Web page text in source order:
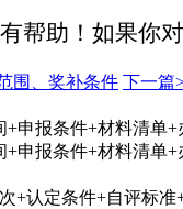
帮助！如果你
围、奖补条件 下一篇
+申报条件+材料清单+
+申报条件+材料清单+
+认定条件+自评标